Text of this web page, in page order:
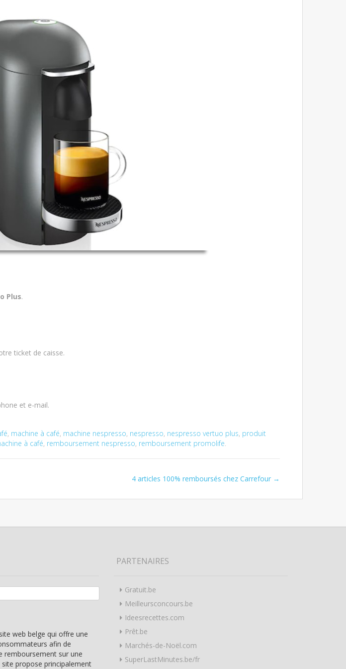
Plus.
ticket de caisse.
et e-mail.
, machine à café, machine nespresso, nespresso, nespresso vertuo plus, produit
à café, remboursement nespresso, remboursement promolife.
4 articles 100% remboursés chez Carrefour →
web belge qui offre une
afin de
remboursement sur une
propose principalement
PARTENAIRES
Gratuit.be
Meilleursconcours.be
Ideesrecettes.com
Prêt.be
Marchés-de-Noël.com
SuperLastMinutes.be/fr